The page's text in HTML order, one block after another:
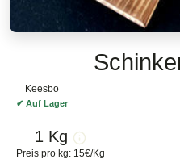
Keesbo
✔ Auf Lager
1 Kg
Preis pro kg: 15€/Kg